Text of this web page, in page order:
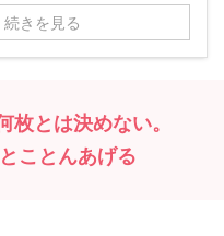
続きを見る
枚とは決めない。
ことんあげる